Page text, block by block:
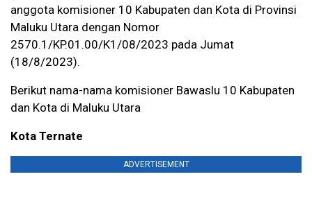
anggota komisioner 10 Kabupaten dan Kota di Provinsi
Maluku Utara dengan Nomor
2570.1/KP.01.00/K1/08/2023 pada Jumat
(18/8/2023).
Berikut nama-nama komisioner Bawaslu 10 Kabupaten
dan Kota di Maluku Utara
Kota Ternate
ADVERTISEMENT